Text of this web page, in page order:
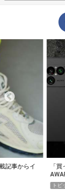
イ
「買って損な
AWARD】